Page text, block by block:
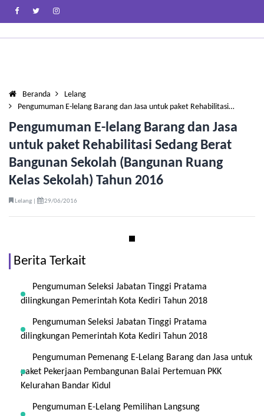
Beranda
Lelang
Pengumuman E-lelang Barang dan Jasa untuk paket Rehabilitasi…
Pengumuman E-lelang Barang dan Jasa
untuk paket Rehabilitasi Sedang Berat
Bangunan Sekolah (Bangunan Ruang
Kelas Sekolah) Tahun 2016
Lelang | 29/06/2016
Berita Terkait
Pengumuman Seleksi Jabatan Tinggi Pratama
dilingkungan Pemerintah Kota Kediri Tahun 2018
Pengumuman Seleksi Jabatan Tinggi Pratama
dilingkungan Pemerintah Kota Kediri Tahun 2018
Pengumuman Pemenang E-Lelang Barang dan Jasa untuk
paket Pekerjaan Pembangunan Balai Pertemuan PKK
Kelurahan Bandar Kidul
Pengumuman E-Lelang Pemilihan Langsung